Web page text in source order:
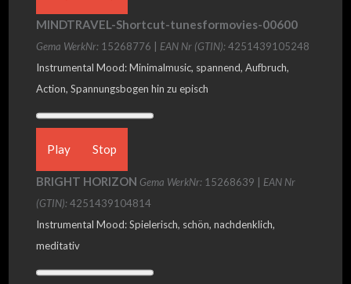
MINDTRAVEL-Shortcut-tunesformovies-00600
Gema WerkNr: 15268776 | EAN Nr (GTIN):4251439105248
Instrumental Mood: Minimalmusic, spannend, Aufbruch,
Action, Spannungsbogen hin zu episch
Play Stop
BRIGHT HORIZON Gema WerkNr: 15268639 | EAN Nr
(GTIN):4251439104814
Instrumental Mood: Spielerisch, schön, nachdenklich,
meditativ